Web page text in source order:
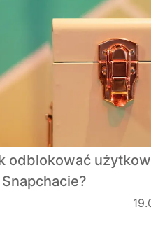
odblokować